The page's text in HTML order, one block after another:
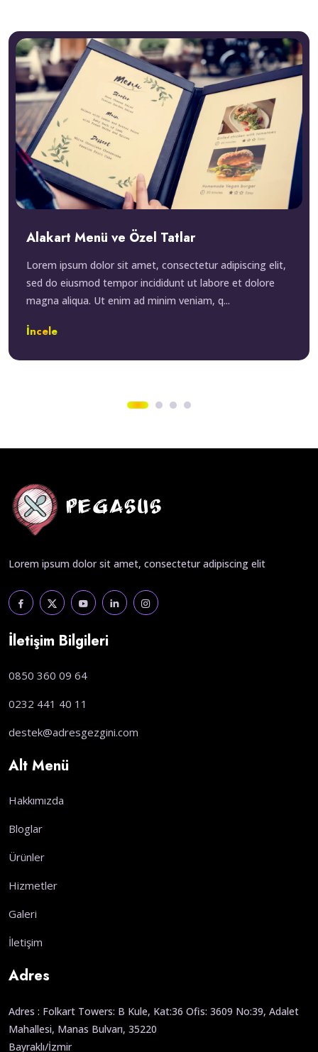
Alakart Menü ve Özel Tatlar
Lorem ipsum dolor sit amet, consectetur adipiscing elit,
sed do eiusmod tempor incididunt ut labore et dolore
magna aliqua. Ut enim ad minim veniam, q...
İncele
Lorem ipsum dolor sit amet, consectetur adipiscing elit
İletişim Bilgileri
0850 360 09 64
0232 441 40 11
destek@adresgezgini.com
Alt Menü
Hakkımızda
Bloglar
Ürünler
Hizmetler
Galeri
İletişim
Adres
Adres : Folkart Towers: B Kule, Kat:36 Ofis: 3609 No:39, Adalet
Mahallesi, Manas Bulvarı, 35220
Bayraklı/İzmir